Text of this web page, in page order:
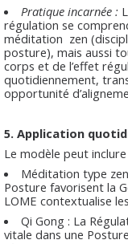
Pratique incarnée :
régulation se
méditation zen
posture), mais aussi
corps et de l’effet
quotidiennement,
opportunité
5. Application
Le modèle peut
Méditation type
Posture favorisent la
LOME contextualise
Qi Gong : La
vitale dans une